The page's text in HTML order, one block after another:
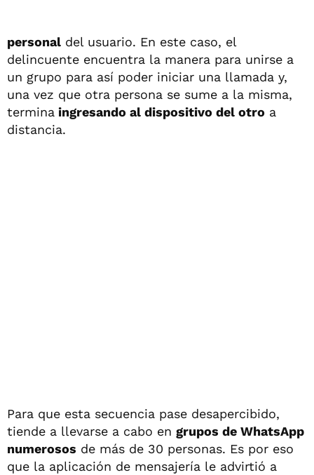
personal del usuario. En este caso, el
delincuente encuentra la manera para unirse a
un grupo para así poder iniciar una llamada y,
una vez que otra persona se sume a la misma,
termina ingresando al dispositivo del otro a
distancia.
Para que esta secuencia pase desapercibido,
tiende a llevarse a cabo en grupos de WhatsApp
numerosos de más de 30 personas. Es por eso
que la aplicación de mensajería le advirtió a